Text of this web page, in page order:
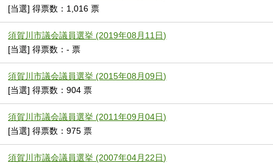
[当選] 得票数：1,016 票
須賀川市議会議員選挙 (2019年08月11日)
[当選] 得票数：- 票
須賀川市議会議員選挙 (2015年08月09日)
[当選] 得票数：904 票
須賀川市議会議員選挙 (2011年09月04日)
[当選] 得票数：975 票
須賀川市議会議員選挙 (2007年04月22日)